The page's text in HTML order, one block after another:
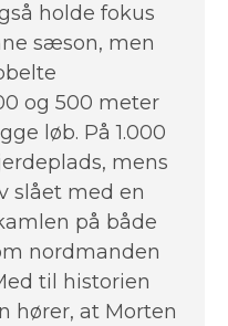
holde fokus
sæson, men
og 500 meter
løb. På 1.000
mens
slået med en
på både
nordmanden
til historien
hører, at Morten